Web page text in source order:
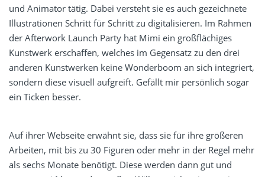
und Animator tätig. Dabei versteht sie es auch gezeichnete
Illustrationen Schritt für Schritt zu digitalisieren. Im Rahmen
der Afterwork Launch Party hat Mimi ein großflächiges
Kunstwerk erschaffen, welches im Gegensatz zu den drei
anderen Kunstwerken keine Wonderboom an sich integriert,
sondern diese visuell aufgreift. Gefällt mir persönlich sogar
ein Ticken besser.
Auf ihrer Webseite erwähnt sie, dass sie für ihre größeren
Arbeiten, mit bis zu 30 Figuren oder mehr in der Regel mehr
als sechs Monate benötigt. Diese werden dann gut und